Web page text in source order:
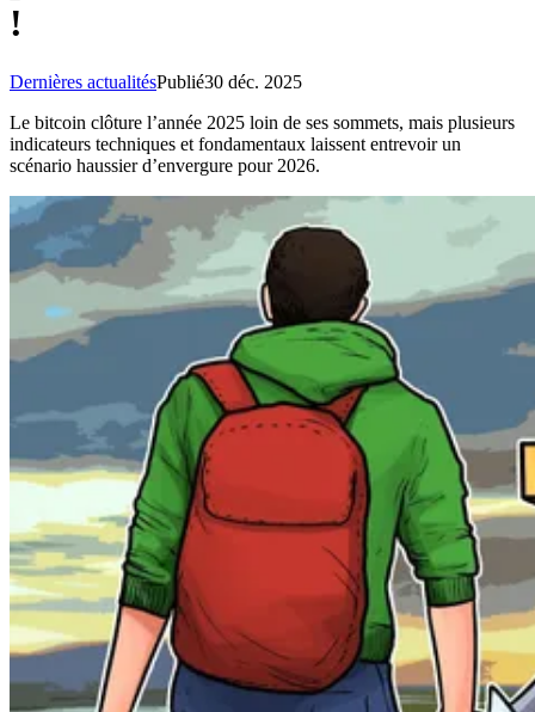
!
Dernières actualitésPublié30 déc. 2025
Le bitcoin clôture l’année 2025 loin de ses sommets, mais plusieurs
indicateurs techniques et fondamentaux laissent entrevoir un
scénario haussier d’envergure pour 2026.